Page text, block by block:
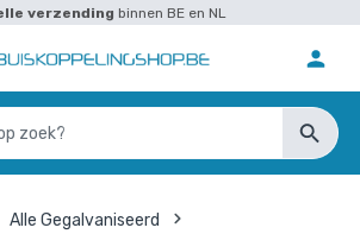
verzending binnen BE en NL
Alle Gegalvaniseerd